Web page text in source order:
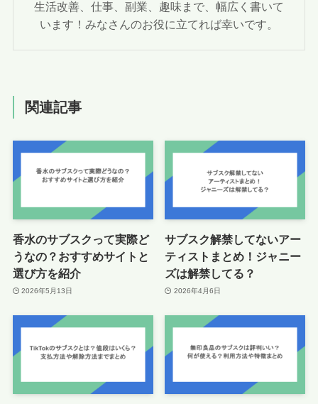
生活改善、仕事、副業、趣味まで、幅広く書いて
います！みなさんのお役に立てれば幸いです。
関連記事
香水のサブスクって実際ど
うなの？おすすめサイトと
選び方を紹介
2026年5月13日
サブスク解禁してないアー
ティストまとめ！ジャニー
ズは解禁してる？
2026年4月6日